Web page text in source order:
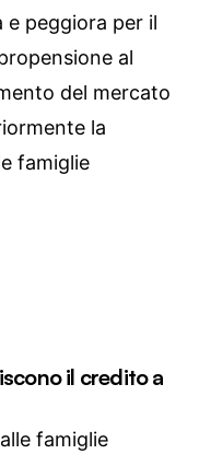
e peggiora per il
al
del mercato
la
famiglie
il credito a
famiglie